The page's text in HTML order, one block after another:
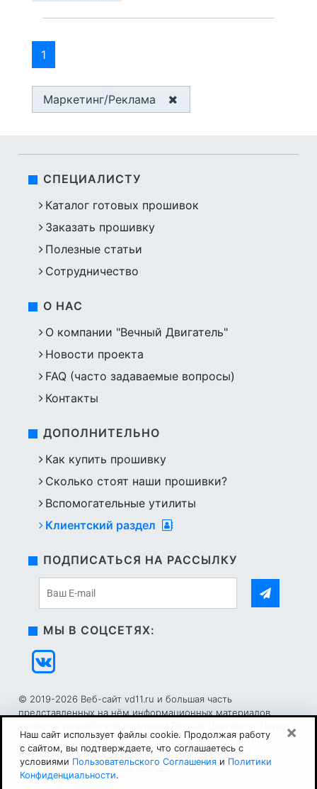
1
Маркетинг/Реклама
Наш сайт использует файлы cookie. Продолжая работу
с сайтом, вы подтверждаете, что соглашаетесь с
условиями Пользовательского Соглашения и Политики
Конфиденциальности.
×
СПЕЦИАЛИСТУ
Каталог готовых прошивок
Заказать прошивку
Полезные статьи
Сотрудничество
О НАС
О компании "Вечный Двигатель"
Новости проекта
FAQ (часто задаваемые вопросы)
Контакты
ДОПОЛНИТЕЛЬНО
Как купить прошивку
Сколько стоят наши прошивки?
Вспомогательные утилиты
Клиентский раздел
ПОДПИСАТЬСЯ НА РАССЫЛКУ
МЫ В СОЦСЕТЯХ:
© 2019-2026 Веб-сайт vd11.ru и большая часть
представленных на нём информационных материалов
началом использования настоящего сайта пожалуйста
ознакомьтесь сПользовательским соглашениеми
Политикой конфиденциальности